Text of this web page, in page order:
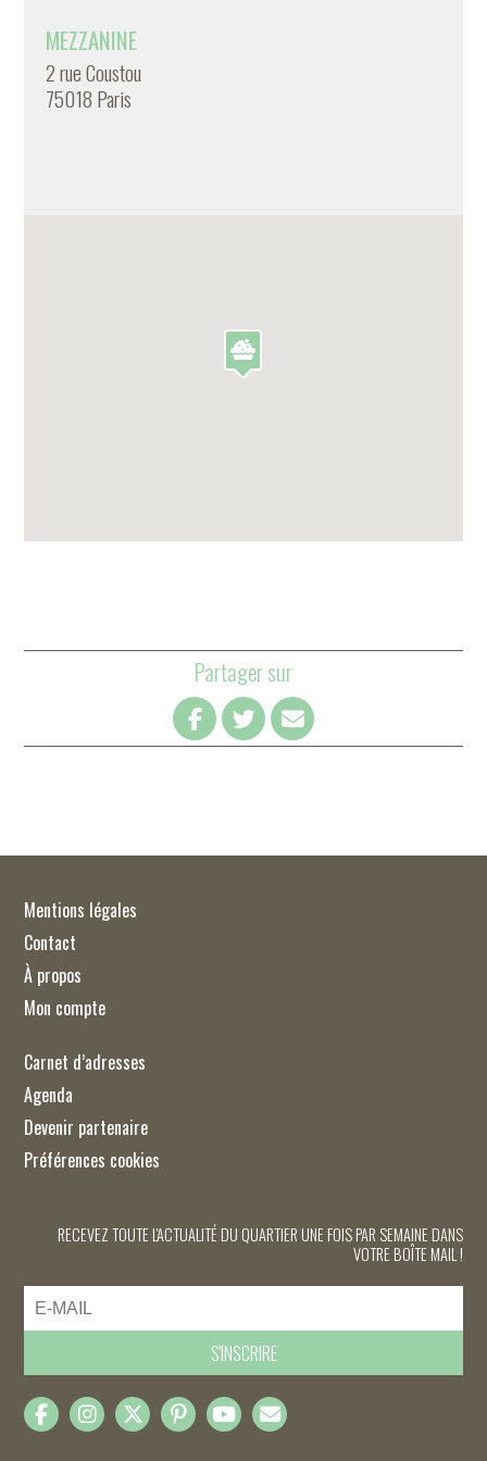
MEZZANINE
2 rue Coustou
75018 Paris
Partager sur
Mentions légales
Contact
À propos
Mon compte
Carnet d’adresses
Agenda
Devenir partenaire
Préférences cookies
RECEVEZ TOUTE L'ACTUALITÉ DU QUARTIER UNE FOIS PAR SEMAINE DANS
VOTRE BOÎTE MAIL !